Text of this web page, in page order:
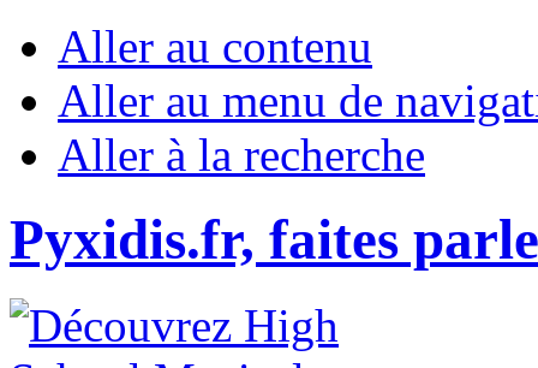
Aller au contenu
Aller au menu de
Aller à la recherche
Pyxidis.fr, faites